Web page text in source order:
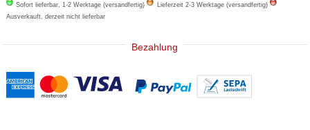
Sofort lieferbar, 1-2 Werktage (versandfertig)
Lieferzeit 2-3 Werktage (versandfertig)
Ausverkauft, derzeit nicht lieferbar
Bezahlung